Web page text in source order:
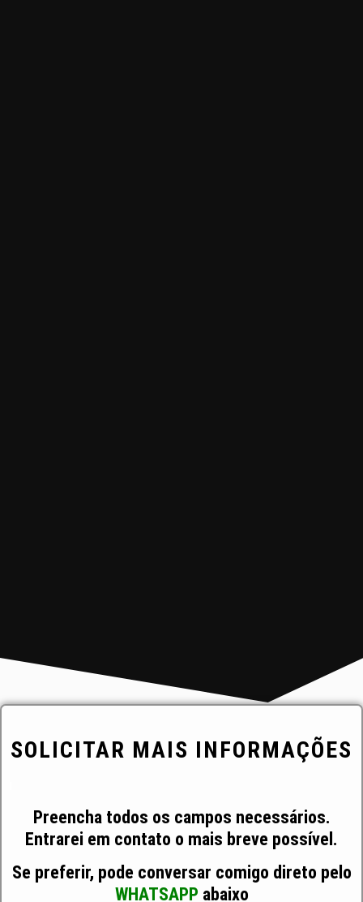
SOLICITAR MAIS INFORMAÇÕES
Preencha todos os campos necessários.
Entrarei em contato o mais breve possível.
Se preferir, pode conversar comigo direto pelo
WHATSAPP abaixo